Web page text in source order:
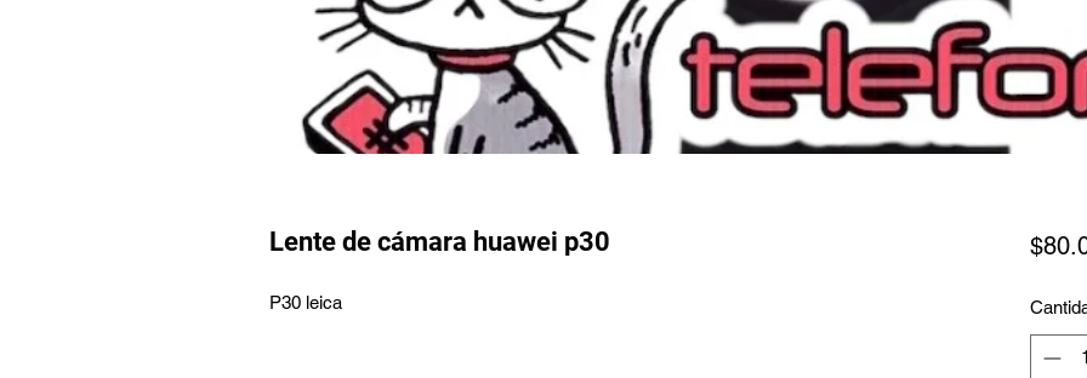
Lente de cámara huawei p30
P30 leica